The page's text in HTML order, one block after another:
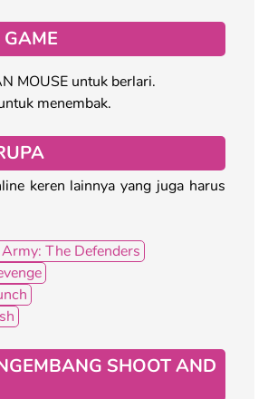
MOUSE untuk berlari.
menembak.
keren lainnya yang juga harus
The Defenders
SHOOT AND